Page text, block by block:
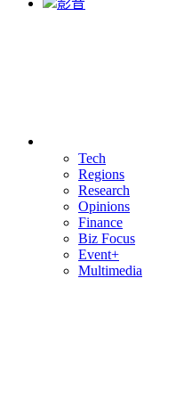
影音
Tech
Regions
Research
Opinions
Finance
Biz Focus
Event+
Multimedia